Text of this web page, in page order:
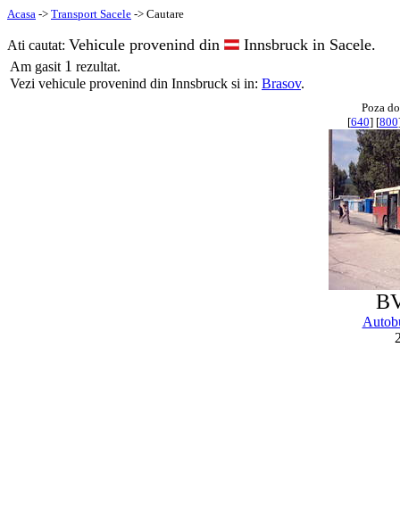
Acasa -> Transport Sacele -> Cautare
Ati cautat: Vehicule provenind din Innsbruck in Sacele.
Am gasit 1 rezultat.
Vezi vehicule provenind din Innsbruck si in: Brasov.
Poza
[640] [800